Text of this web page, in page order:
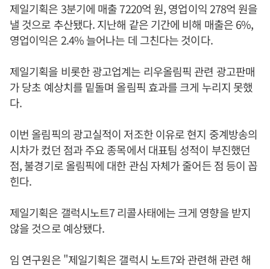
제일기획은 3분기에 매출 7220억 원, 영업이익 278억 원을
낼 것으로 추산됐다. 지난해 같은 기간에 비해 매출은 6%,
영업이익은 2.4% 늘어나는 데 그친다는 것이다.
제일기획을 비롯한 광고업계는 리우올림픽 관련 광고판매
가 당초 예상치를 밑돌며 올림픽 효과를 크게 누리지 못했
다.
이번 올림픽의 광고실적이 저조한 이유로 현지 중계방송의
시차가 컸던 점과 주요 종목에서 대표팀 성적이 부진했던
점, 불경기로 올림픽에 대한 관심 자체가 줄어든 점 등이 꼽
힌다.
제일기획은 갤럭시노트7 리콜사태에는 크게 영향을 받지
않을 것으로 예상됐다.
임 연구원은 "제일기획은 갤럭시 노트7와 관련해 관련 해